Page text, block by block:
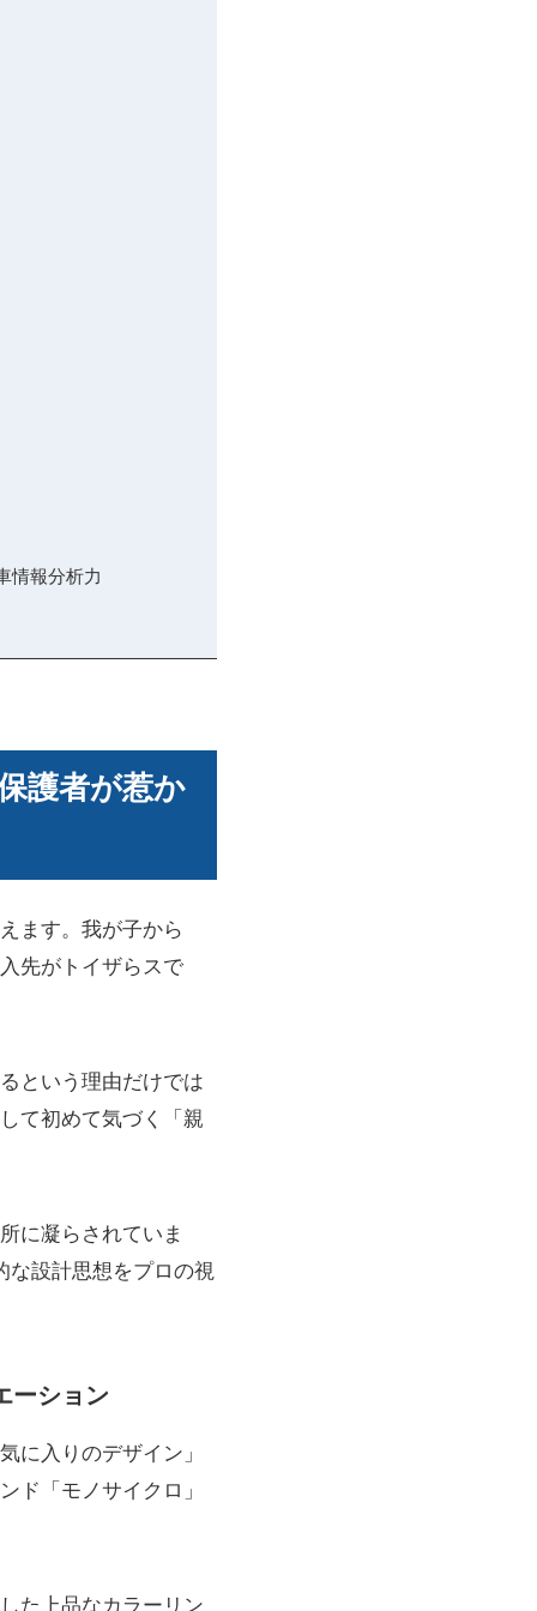
情報分析力
護者が惹か
ます。我が子から
先がトイザらスで
という理由だけでは
て初めて気づく「親
に凝らされていま
な設計思想をプロの視
ーション
に入りのデザイン」
ド「モノサイクロ」
た上品なカラーリン